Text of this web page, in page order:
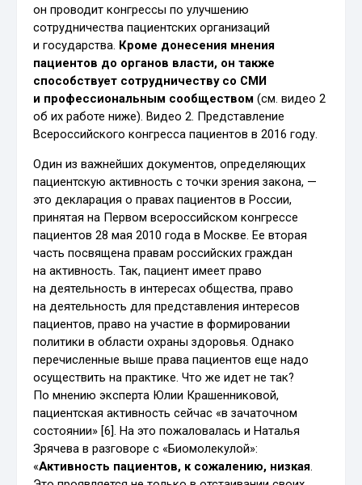
он проводит конгрессы по улучшению
сотрудничества пациентских организаций
и государства. Кроме донесения мнения
пациентов до органов власти, он также
способствует сотрудничеству со СМИ
и профессиональным сообществом (см. видео 2
об их работе ниже). Видео 2. Представление
Всероссийского конгресса пациентов в 2016 году.
Один из важнейших документов, определяющих
пациентскую активность с точки зрения закона, —
это декларация о правах пациентов в России,
принятая на Первом всероссийском конгрессе
пациентов 28 мая 2010 года в Москве. Ее вторая
часть посвящена правам российских граждан
на активность. Так, пациент имеет право
на деятельность в интересах общества, право
на деятельность для представления интересов
пациентов, право на участие в формировании
политики в области охраны здоровья. Однако
перечисленные выше права пациентов еще надо
осуществить на практике. Что же идет не так?
По мнению эксперта Юлии Крашенниковой,
пациентская активность сейчас «в зачаточном
состоянии» [6]. На это пожаловалась и Наталья
Зрячева в разговоре с «Биомолекулой»:
«Активность пациентов, к сожалению, низкая